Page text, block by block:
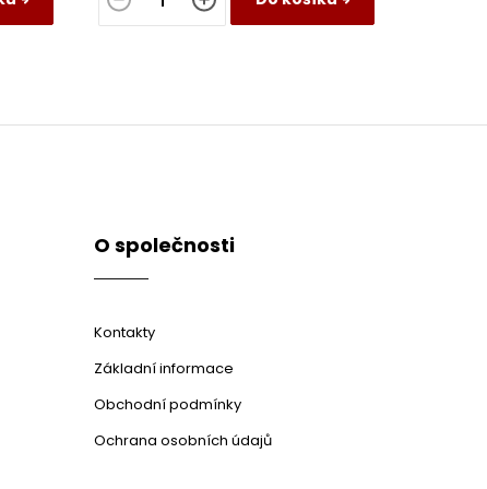
O společnosti
Kontakty
Základní informace
Obchodní podmínky
Ochrana osobních údajů